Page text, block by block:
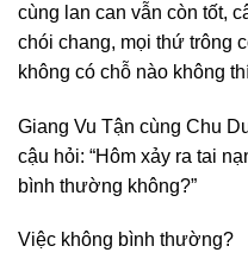
cùng lan can vẫn còn tốt,
chói chang, mọi thứ trông
không có chỗ nào không
Giang Vu Tận cùng Chu
cậu hỏi: “Hôm xảy ra tai
bình thường không?”
Việc không bình thường?